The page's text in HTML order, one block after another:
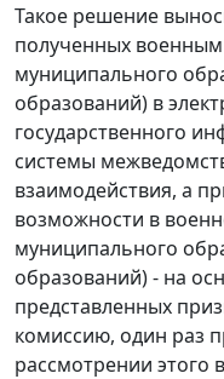
Такое решение
полученных
муниципального
образований) в
государственного
системы
взаимодействия, а
возможности в
муниципального
образований) - на
представленных
комиссию, один раз
рассмотрении этого